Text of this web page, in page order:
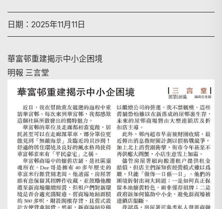
搜尋
日期：2025年11月11日
華富邨重建揭示中小企困境
明報 三言堂